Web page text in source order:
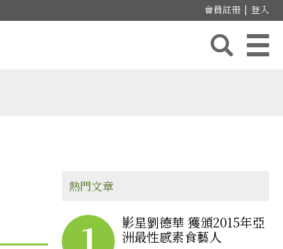
會員註冊 | 登入
熱門文章
影星劉德華 獲頒2015年亞
洲最性感素食藝人